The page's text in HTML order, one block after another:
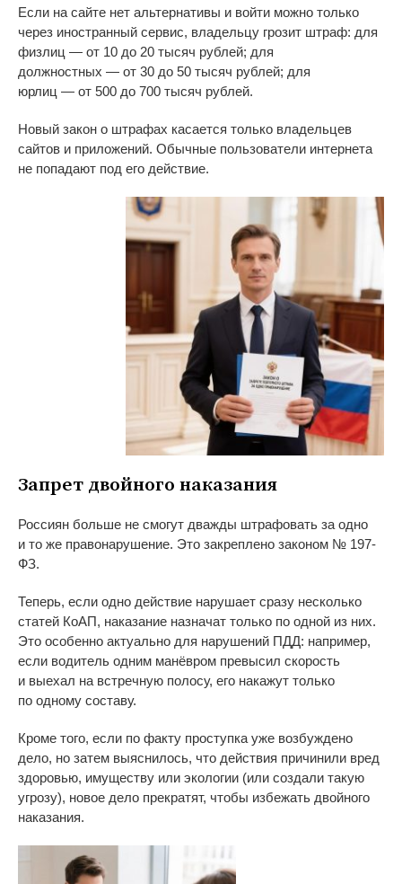
Если на сайте нет альтернативы и войти можно только
через иностранный сервис, владельцу грозит штраф: для
физлиц — от 10 до 20 тысяч рублей; для
должностных — от 30 до 50 тысяч рублей; для
юрлиц — от 500 до 700 тысяч рублей.
Новый закон о штрафах касается только владельцев
сайтов и приложений. Обычные пользователи интернета
не попадают под его действие.
Запрет двойного наказания
Россиян больше не смогут дважды штрафовать за одно
и то же правонарушение. Это закреплено законом № 197-
ФЗ.
Теперь, если одно действие нарушает сразу несколько
статей КоАП, наказание назначат только по одной из них.
Это особенно актуально для нарушений ПДД: например,
если водитель одним манёвром превысил скорость
и выехал на встречную полосу, его накажут только
по одному составу.
Кроме того, если по факту проступка уже возбуждено
дело, но затем выяснилось, что действия причинили вред
здоровью, имуществу или экологии (или создали такую
угрозу), новое дело прекратят, чтобы избежать двойного
наказания.